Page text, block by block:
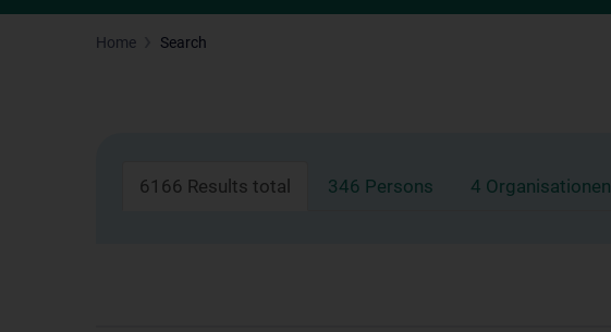
Home Search
6166 Results total 346 Persons 4 Organisationen